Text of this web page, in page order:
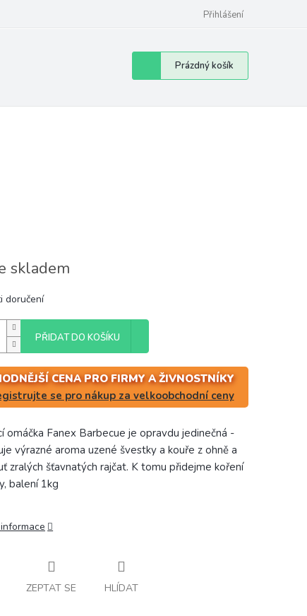
Přihlášení
Nákupní
košík
Prázdný košík
skladem
doručení
PŘIDAT DO KOŠÍKU
CENA PRO FIRMY A ŽIVNOSTNÍKY
se pro nákup za velkoobchodní ceny
omáčka Fanex Barbecue je opravdu jedinečná -
výrazné aroma uzené švestky a kouře z ohně a
zralých šťavnatých rajčat. K tomu přidejme koření
balení 1kg
ZEPTAT SE HLÍDAT